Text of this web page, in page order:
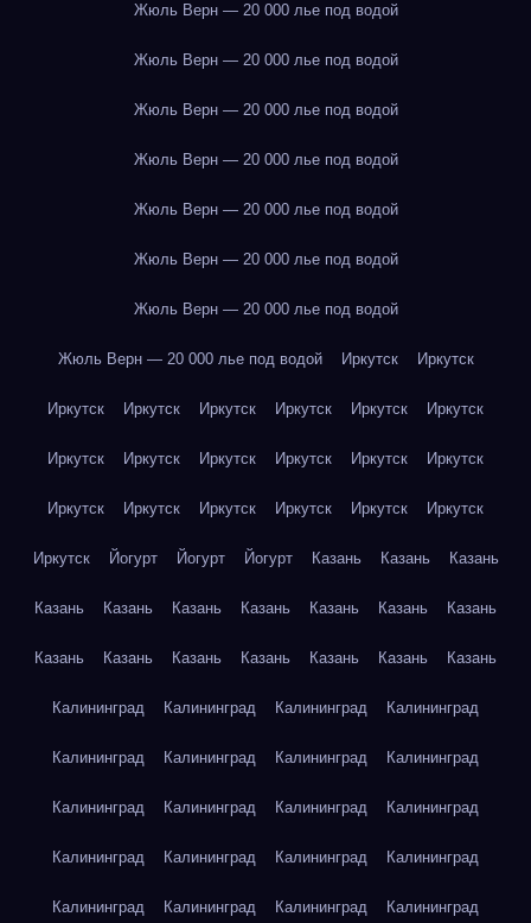
Жюль Верн — 20 000 лье под водой
Жюль Верн — 20 000 лье под водой
Жюль Верн — 20 000 лье под водой
Жюль Верн — 20 000 лье под водой
Жюль Верн — 20 000 лье под водой
Жюль Верн — 20 000 лье под водой
Жюль Верн — 20 000 лье под водой
Жюль Верн — 20 000 лье под водой Иркутск Иркутск
Иркутск Иркутск Иркутск Иркутск Иркутск Иркутск
Иркутск Иркутск Иркутск Иркутск Иркутск Иркутск
Иркутск Иркутск Иркутск Иркутск Иркутск Иркутск
Иркутск Йогурт Йогурт Йогурт Казань Казань Казань
Казань Казань Казань Казань Казань Казань Казань
Казань Казань Казань Казань Казань Казань Казань
Калининград Калининград Калининград Калининград
Калининград Калининград Калининград Калининград
Калининград Калининград Калининград Калининград
Калининград Калининград Калининград Калининград
Калининград Калининград Калининград Калининград